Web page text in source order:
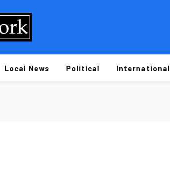
Local News Political International